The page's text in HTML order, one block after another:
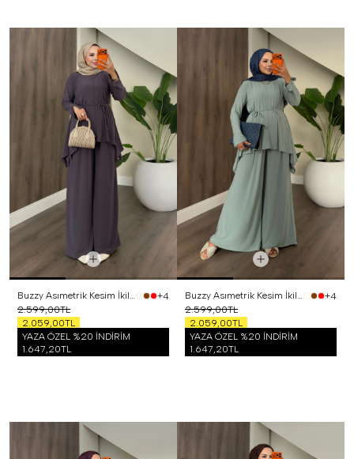
Buzzy Asımetrik Kesim İkili Takım Mor
+4
2.599,00TL
2.059,00TL
YAZA ÖZEL %20 İNDİRİM
1.647,20TL
Buzzy Asımetrik Kesim İkili Takım Mint
+4
2.599,00TL
2.059,00TL
YAZA ÖZEL %20 İNDİRİM
1.647,20TL